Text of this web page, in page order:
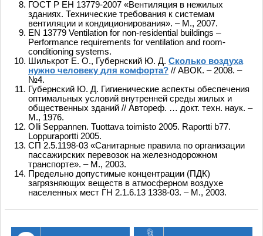
ГОСТ Р ЕН 13779-2007 «Вентиляция в нежилых
зданиях. Технические требования к системам
вентиляции и кондиционирования». – М., 2007.
EN 13779 Ventilation for non-residential buildings –
Performance requirements for ventilation and room-
conditioning systems.
Шилькрот Е. О., Губернский Ю. Д. Сколько воздуха
нужно человеку для комфорта? // АВОК. – 2008. –
№4.
Губернский Ю. Д. Гигиенические аспекты обеспечения
оптимальных условий внутренней среды жилых и
общественных зданий // Автореф. … докт. техн. наук. –
М., 1976.
Olli Seppannen. Tuottava toimisto 2005. Raportti b77.
Loppuraportti 2005.
СП 2.5.1198-03 «Санитарные правила по организации
пассажирских перевозок на железнодорожном
транспорте». – М., 2003.
Предельно допустимые концентрации (ПДК)
загрязняющих веществ в атмосферном воздухе
населенных мест ГН 2.1.6.13 1338-03. – М., 2003.